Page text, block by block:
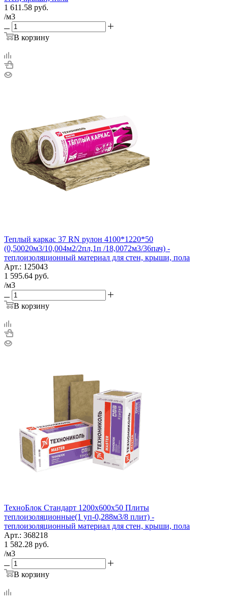
1 611.58 руб.
/м3
В корзину
Теплый каркас 37 RN рулон 4100*1220*50
(0,50020м3/10,004м2/2пл,1п /18,0072м3/36пач) -
теплоизоляционный материал для стен, крыши, пола
Арт.: 125043
1 595.64 руб.
/м3
В корзину
ТехноБлок Стандарт 1200х600х50 Плиты
теплоизоляционные(1 уп-0,288м3/8 плит) -
теплоизоляционный материал для стен, крыши, пола
Арт.: 368218
1 582.28 руб.
/м3
В корзину